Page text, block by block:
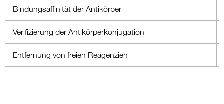
Bindungsaffinität der Antikörper
Verifizierung der Antikörperkonjugation
Entfernung von freien Reagenzien